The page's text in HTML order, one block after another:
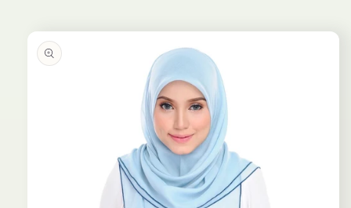
product
information